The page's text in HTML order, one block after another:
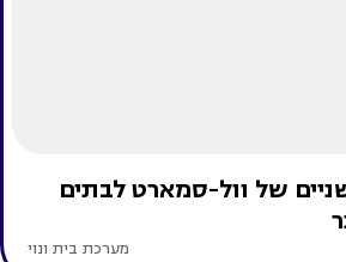
של וול-סמארט לבתים
מערכת בית ונוי